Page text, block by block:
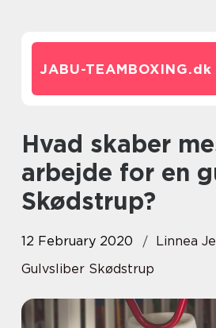
JABU-TEAMBOXING.dk
Hvad skaber mest
arbejde for en
Skødstrup?
12 February 2020
Linnea
Gulvsliber Skødstrup